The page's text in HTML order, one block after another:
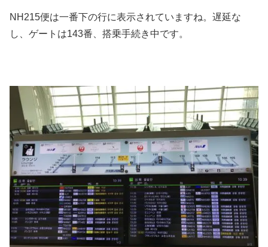
NH215便は一番下の行に表示されていますね。遅延な
し、ゲートは143番、搭乗手続き中です。